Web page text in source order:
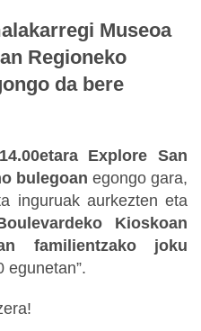
Museoa
Regioneko
da bere
Explore San
bulegoan egongo gara,
inguruak aurkezten eta
Kioskoan
familientzako joku
egunetan”.